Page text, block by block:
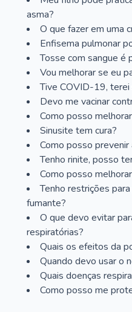
asma?
O que fazer em uma
Enfisema pulmonar
Tosse com sangue é
Vou melhorar se eu
Tive COVID-19, terei
Devo me vacinar
Como posso
Sinusite tem cura?
Como posso prevenir
Tenho rinite, posso
Como posso
Tenho restrições
fumante?
O que devo evitar
respiratórias?
Quais os efeitos da
Quando devo usar o
Quais doenças
Como posso me